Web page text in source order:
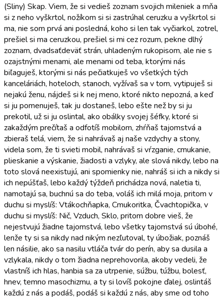
(Sliny) Skap. Viem, že si vedieš zoznam svojich mileniek a mňa
si z neho vyškrtol, nožíkom si si zastrúhal ceruzku a vyškrtol si
ma, nie som prvá ani posledná, koho si len tak vyčiarkol, zotrel,
prešiel si ma ceruzkou, prešiel si mi cez rozum, pekne dlhý
zoznam, dvadsaťdeväť strán, uhladeným rukopisom, ale nie s
ozajstnými menami, ale menami od teba, ktorými nás
biľaguješ, ktorými si nás pečiatkuješ vo všetkých tých
kanceláriách, hoteloch, stanoch, vyžívaš sa v tom, vytipuješ si
nejakú ženu, nájdeš si k nej meno, ktoré nikto nepozná, a keď
si ju pomenuješ, tak ju dostaneš, lebo ešte než by si ju
prekotil, už si ju oslintal, ako obálky svojej šéfky, ktoré si
zakaždým prečítaš a odfotíš mobilom, zhŕňaš tajomstvá a
zbieraš telá, viem, že si nahrávaš aj naše vzdychy a stony,
videla som, že ti svieti mobil, nahrávaš si vŕzganie, cmukanie,
plieskanie a výskanie, žiadosti a vzlyky, ale slová nikdy, lebo na
toto slová neexistujú, ani spomienky nie, nahráš si ich a nikdy si
ich nepúšťaš, lebo každý týždeň prichádza nová, naletia ti,
namotajú sa, buchnú sa do teba, voláš ich milá moja, pritom v
duchu si myslíš: Vtákochňapka, Cmukoritka, Čvachtopička, v
duchu si myslíš: Nič, Vzduch, Sklo, pritom dobre vieš, že
nejestvujú žiadne tajomstvá, lebo všetky tajomstvá sú úbohé,
lenže ty si sa nikdy nad nikým nezľutoval, ty úbožiak, poznáš
len násilie, ako sa nasilu vtláča tvár do perín, aby sa dusila a
vzlykala, nikdy o tom žiadna neprehovorila, akoby vedeli, že
vlastníš ich hlas, hanbia sa za utrpenie, súžbu, túžbu, bolesť,
hnev, temno masochizmu, a ty si lovíš pokojne ďalej, oslintáš
každú z nás a podáš, podáš si každú z nás, aby sme od toho